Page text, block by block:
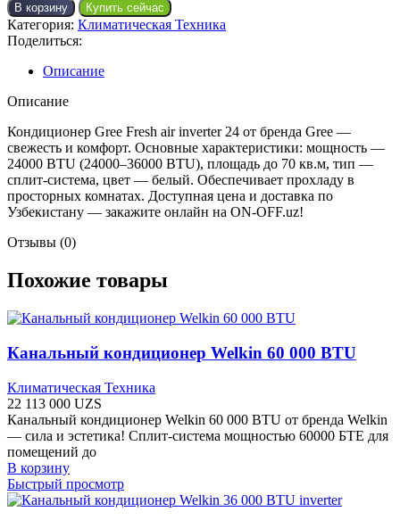
В корзину Купить сейчас
Категория: Климатическая Техника
Поделиться:
Описание
Описание
Кондиционер Gree Fresh air inverter 24 от бренда Gree —
свежесть и комфорт. Основные характеристики: мощность —
24000 BTU (24000–36000 BTU), площадь до 70 кв.м, тип —
сплит-система, цвет — белый. Обеспечивает прохладу в
просторных комнатах. Доступная цена и доставка по
Узбекистану — закажите онлайн на ON-OFF.uz!
Отзывы (0)
Похожие товары
Канальный кондиционер Welkin 60 000 BTU
Климатическая Техника
22 113 000 UZS
Канальный кондиционер Welkin 60 000 BTU от бренда Welkin
— сила и эстетика! Сплит-система мощностью 60000 БТЕ для
помещений до
В корзину
Быстрый просмотр